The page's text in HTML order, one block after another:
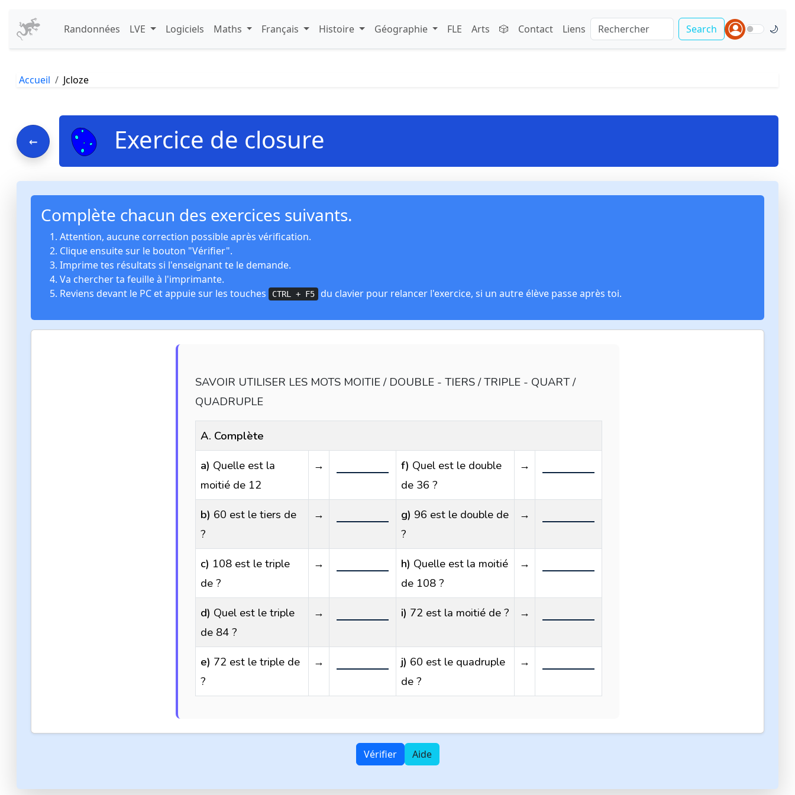
Randonnées LVE Logiciels Maths Français Histoire Géographie FLE Arts 🎲 Contact Liens Search 🌙
Accueil Jcloze
← Exercice de closure
Complète chacun des exercices suivants.
Attention, aucune correction possible après vérification.
Clique ensuite sur le bouton "Vérifier".
Imprime tes résultats si l'enseignant te le demande.
Va chercher ta feuille à l'imprimante.
Reviens devant le PC et appuie sur les touches
CTRL + F5 du clavier pour relancer l'exercice, si un autre élève passe après toi.
SAVOIR UTILISER LES MOTS MOITIE / DOUBLE - TIERS / TRIPLE - QUART /
QUADRUPLE
A. Complète
a) Quelle est la
moitié de 12
→ f) Quel est le double
de 36 ?
→
b) 60 est le tiers de
?
→ g) 96 est le double de
?
→
c) 108 est le triple
de ?
→ h) Quelle est la moitié
de 108 ?
→
d) Quel est le triple
de 84 ?
→ i) 72 est la moitié de ? →
e) 72 est le triple de
?
→ j) 60 est le quadruple
de ?
→
Vérifier Aide